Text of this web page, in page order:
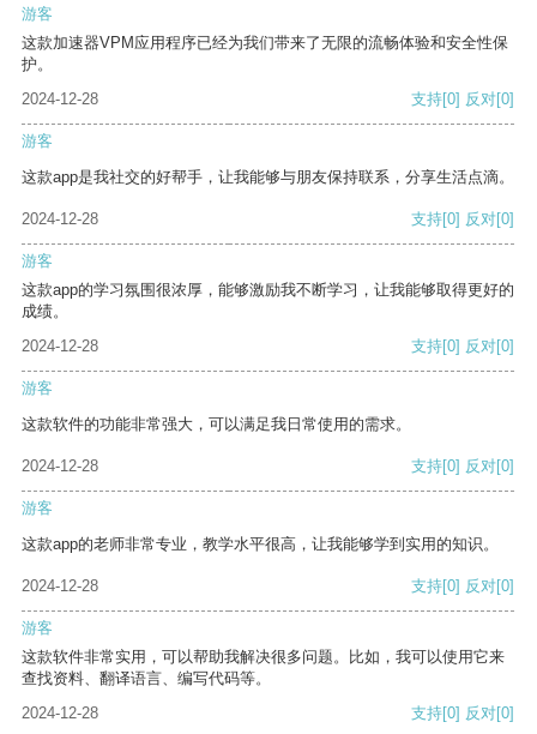
游客
这款加速器VPM应用程序已经为我们带来了无限的流畅体验和安全性保
护。
2024-12-28
支持[0] 反对[0]
游客
这款app是我社交的好帮手，让我能够与朋友保持联系，分享生活点滴。
2024-12-28 支持[0] 反对[0]
游客
这款app的学习氛围很浓厚，能够激励我不断学习，让我能够取得更好的
成绩。
2024-12-28
支持[0] 反对[0]
游客
这款软件的功能非常强大，可以满足我日常使用的需求。
2024-12-28 支持[0] 反对[0]
游客
这款app的老师非常专业，教学水平很高，让我能够学到实用的知识。
2024-12-28 支持[0] 反对[0]
游客
这款软件非常实用，可以帮助我解决很多问题。比如，我可以使用它来
查找资料、翻译语言、编写代码等。
2024-12-28
支持[0] 反对[0]